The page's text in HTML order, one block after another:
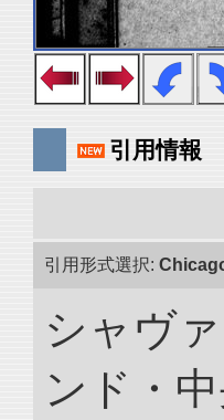
引用情報
引用形式選択:
シャヴ
ンド・